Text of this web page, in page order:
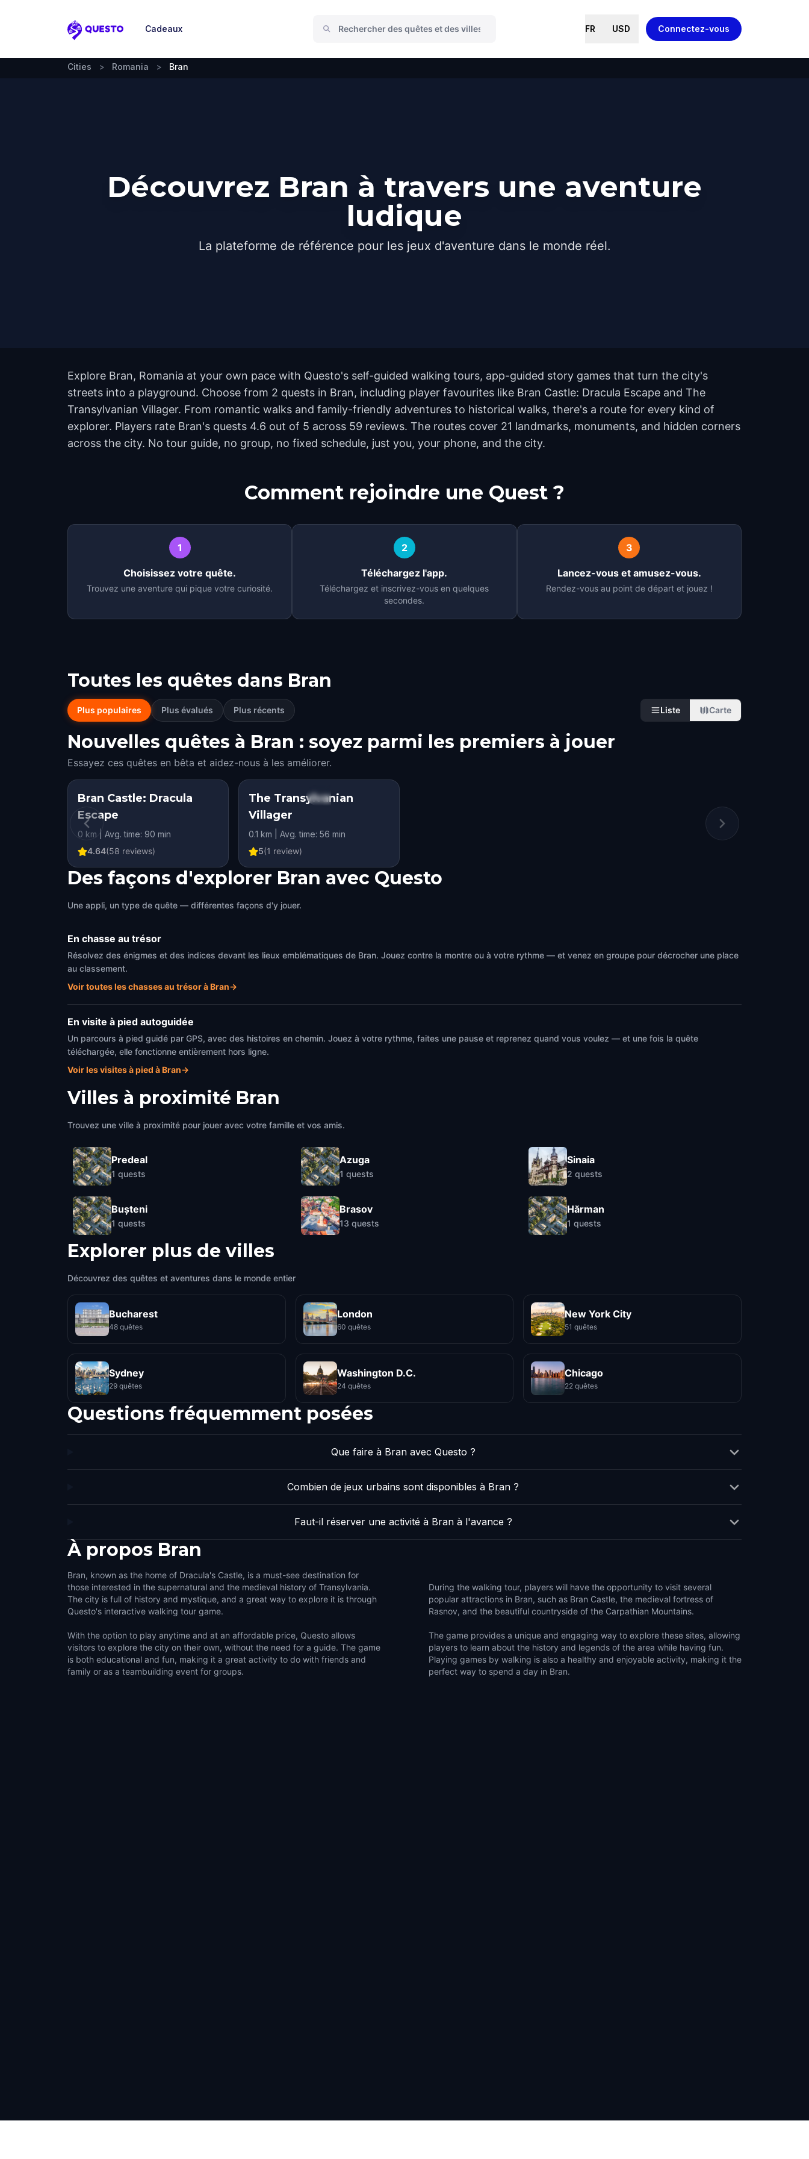
Questo
Cadeaux FR USD Connectez-vous
Cities > Romania > Bran
Découvrez Bran à travers une aventure
ludique
La plateforme de référence pour les jeux d'aventure dans le monde réel.
Explore Bran, Romania at your own pace with Questo's self-guided walking tours, app-guided story games that turn the city's
streets into a playground. Choose from 2 quests in Bran, including player favourites like Bran Castle: Dracula Escape and The
Transylvanian Villager. From romantic walks and family-friendly adventures to historical walks, there's a route for every kind of
explorer. Players rate Bran's quests 4.6 out of 5 across 59 reviews. The routes cover 21 landmarks, monuments, and hidden corners
across the city. No tour guide, no group, no fixed schedule, just you, your phone, and the city.
Comment rejoindre une Quest ?
1
Choisissez votre quête.
Trouvez une aventure qui pique votre curiosité.
2
Téléchargez l'app.
Téléchargez et inscrivez-vous en quelques
secondes.
3
Lancez-vous et amusez-vous.
Rendez-vous au point de départ et jouez !
Toutes les quêtes dans Bran
Plus populaires Plus évalués Plus récents Liste Carte
Nouvelles quêtes à Bran : soyez parmi les premiers à jouer
Essayez ces quêtes en bêta et aidez-nous à les améliorer.
Bran Castle: Dracula
Escape
0 km | Avg. time: 90 min
4.64(58 reviews)
STEP INTO THE STORY
The Transylvanian
Villager
0.1 km | Avg. time: 56 min
5(1 review)
Des façons d'explorer Bran avec Questo
Une appli, un type de quête — différentes façons d'y jouer.
En chasse au trésor
Résolvez des énigmes et des indices devant les lieux emblématiques de Bran. Jouez contre la montre ou à votre rythme — et venez en groupe pour décrocher une place
au classement.
Voir toutes les chasses au trésor à Bran→
En visite à pied autoguidée
Un parcours à pied guidé par GPS, avec des histoires en chemin. Jouez à votre rythme, faites une pause et reprenez quand vous voulez — et une fois la quête
téléchargée, elle fonctionne entièrement hors ligne.
Voir les visites à pied à Bran→
Villes à proximité Bran
Trouvez une ville à proximité pour jouer avec votre famille et vos amis.
Predeal
1 quests
Bușteni
1 quests
Azuga
1 quests
Brasov
13 quests
Sinaia
2 quests
Hărman
1 quests
Explorer plus de villes
Découvrez des quêtes et aventures dans le monde entier
Bucharest
48 quêtes
London
60 quêtes
New York City
51 quêtes
Sydney
29 quêtes
Washington D.C.
24 quêtes
Chicago
22 quêtes
Questions fréquemment posées
Que faire à Bran avec Questo ?
Combien de jeux urbains sont disponibles à Bran ?
Faut-il réserver une activité à Bran à l'avance ?
À propos Bran
Bran, known as the home of Dracula's Castle, is a must-see destination for
those interested in the supernatural and the medieval history of Transylvania.
The city is full of history and mystique, and a great way to explore it is through
Questo's interactive walking tour game.
With the option to play anytime and at an affordable price, Questo allows
visitors to explore the city on their own, without the need for a guide. The game
is both educational and fun, making it a great activity to do with friends and
family or as a teambuilding event for groups.
During the walking tour, players will have the opportunity to visit several
popular attractions in Bran, such as Bran Castle, the medieval fortress of
Rasnov, and the beautiful countryside of the Carpathian Mountains.
The game provides a unique and engaging way to explore these sites, allowing
players to learn about the history and legends of the area while having fun.
Playing games by walking is also a healthy and enjoyable activity, making it the
perfect way to spend a day in Bran.